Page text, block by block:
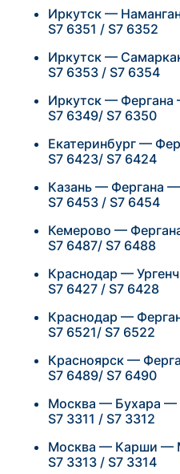
Иркутск —
S7 6351 / S7 6352
Иркутск —
S7 6353 / S7 6354
Иркутск — Фергана
S7 6349/ S7 6350
Екатеринбург —
S7 6423/ S7 6424
Казань — Фергана
S7 6453 / S7 6454
Кемерово —
S7 6487/ S7 6488
Краснодар —
S7 6427 / S7 6428
Краснодар —
S7 6521/ S7 6522
Красноярск —
S7 6489/ S7 6490
Москва — Бухара —
S7 3311 / S7 3312
Москва — Карши —
S7 3313 / S7 3314